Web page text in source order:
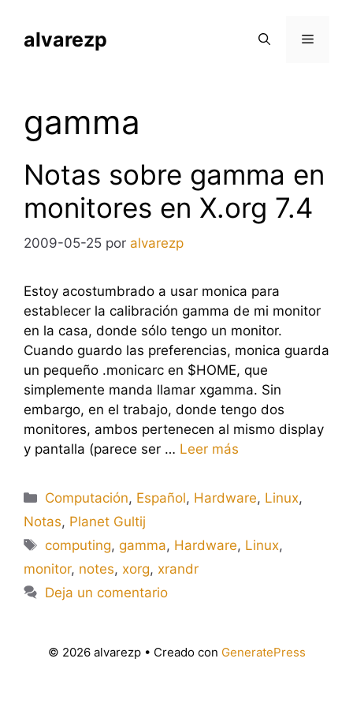
contenido
alvarezp Menú
gamma
Notas sobre gamma en
monitores en X.org 7.4
2009-05-25 por alvarezp
Estoy acostumbrado a usar monica para
establecer la calibración gamma de mi monitor
en la casa, donde sólo tengo un monitor.
Cuando guardo las preferencias, monica guarda
un pequeño .monicarc en $HOME, que
simplemente manda llamar xgamma. Sin
embargo, en el trabajo, donde tengo dos
monitores, ambos pertenecen al mismo display
y pantalla (parece ser … Leer más
Categorías
Computación, Español, Hardware, Linux,
Notas, Planet Gultij
Etiquetas
computing,gamma, Hardware, Linux,
monitor, notes, xorg, xrandr
Deja un comentario
© 2026 alvarezp• Creado con GeneratePress